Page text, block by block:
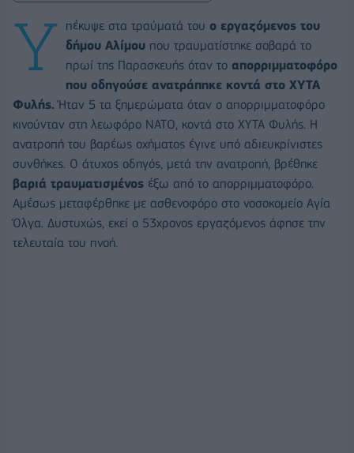
Υ πέκυψε στα τραύματά του ο εργαζόμενος του
δήμου Αλίμου που τραυματίστηκε σοβαρά το
πρωί της Παρασκευής όταν το απορριμματοφόρο
που οδηγούσε ανατράπηκε κοντά στο ΧΥΤΑ
Φυλής. Ήταν 5 τα ξημερώματα όταν ο απορριμματοφόρο
κινούνταν στη λεωφόρο ΝΑΤΟ, κοντά στο ΧΥΤΑ Φυλής. Η
ανατροπή του βαρέως οχήματος έγινε υπό αδιευκρίνιστες
συνθήκες. Ο άτυχος οδηγός, μετά την ανατροπή, βρέθηκε
βαριά τραυματισμένος έξω από το απορριμματοφόρο.
Αμέσως μεταφέρθηκε με ασθενοφόρο στο νοσοκομείο Αγία
Όλγα. Δυστυχώς, εκεί ο 53χρονος εργαζόμενος άφησε την
τελευταία του πνοή.